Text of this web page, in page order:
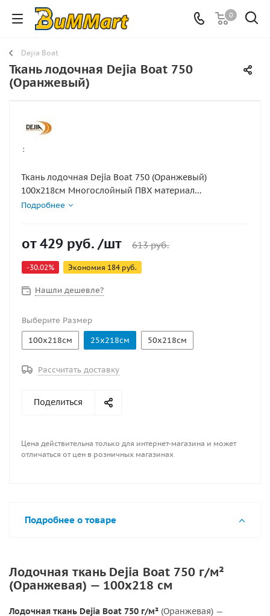
0
Dejia Boat
Ткань лодочная Dejia Boat 750
(Оранжевый)
:
Ткань лодочная Dejia Boat 750 (Оранжевый)
100х218см Многослойный ПВХ материал
используется для изготовления надувных баллонов
материалу для ПВХ лодок прочность и стойкость к
лодок, пневмоконструкций, а так же для
218 см.
Подробнее
от429 руб. /шт 613 руб.
-30.02% Экономия 184 руб.
Нашли дешевле?
Выберите Размер
100х218см
25х218см 50х218см
Рассчитать доставку
Поделиться
Цена действительна только для интернет-магазина и может
отличаться от цен в розничных магазинах
Подробнее о товаре
Лодочная ткань Dejia Boat 750 г/м²
(Оранжевая) — 100х218 см
Лодочная ткань Dejia Boat 750 г/м² (Оранжевая) —